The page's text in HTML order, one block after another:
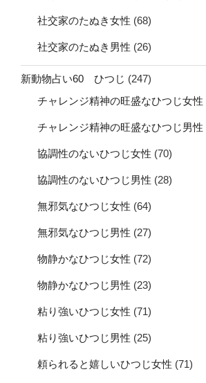
社交家のたぬき女性 (68)
社交家のたぬき男性 (26)
新動物占い60 ひつじ (247)
チャレンジ精神の旺盛なひつじ女性
チャレンジ精神の旺盛なひつじ男性
協調性のないひつじ女性 (70)
協調性のないひつじ男性 (28)
無邪気なひつじ女性 (64)
無邪気なひつじ男性 (27)
物静かなひつじ女性 (72)
物静かなひつじ男性 (23)
粘り強いひつじ女性 (71)
粘り強いひつじ男性 (25)
頼られると嬉しいひつじ女性 (71)